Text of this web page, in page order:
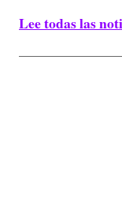
Lee todas las